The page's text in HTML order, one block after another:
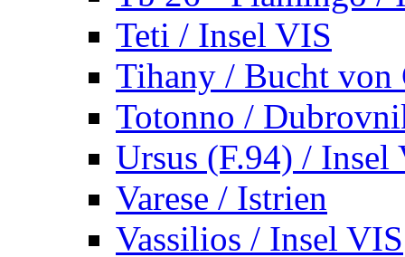
Teti / Insel VIS
Tihany / Bucht von
Totonno /
Ursus (F.94) / Insel
Varese / Istrien
Vassilios / Insel VIS